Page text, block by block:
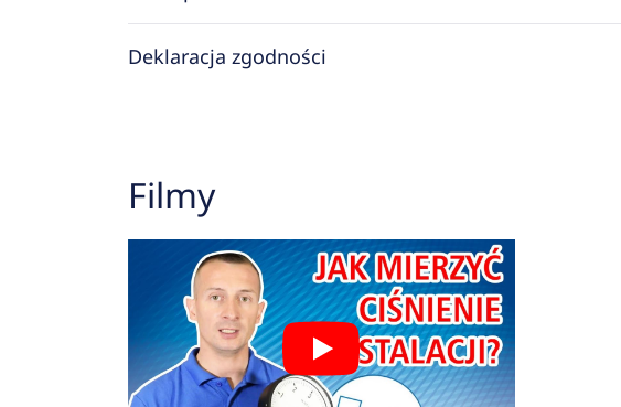
Deklaracja zgodności
Filmy